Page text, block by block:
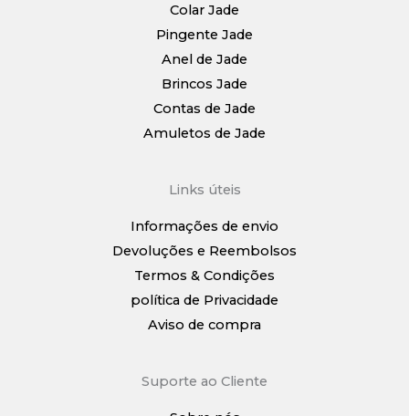
Colar Jade
Pingente Jade
Anel de Jade
Brincos Jade
Contas de Jade
Amuletos de Jade
Links úteis
Informações de envio
Devoluções e Reembolsos
Termos & Condições
política de Privacidade
Aviso de compra
Suporte ao Cliente